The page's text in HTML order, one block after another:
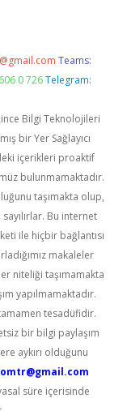
Teams:
0 726 Telegram:
Bilgi Teknolojileri
bir Yer Sağlayıcı
içerikleri proaktif
bulunmamaktadır.
taşımakta olup,
Bu internet
ile hiçbir bağlantısı
makaleler
niteliği taşımamakta
yapılmamaktadır.
tesadüfidir.
bir bilgi paylaşım
aykırı olduğunu
süre içerisinde